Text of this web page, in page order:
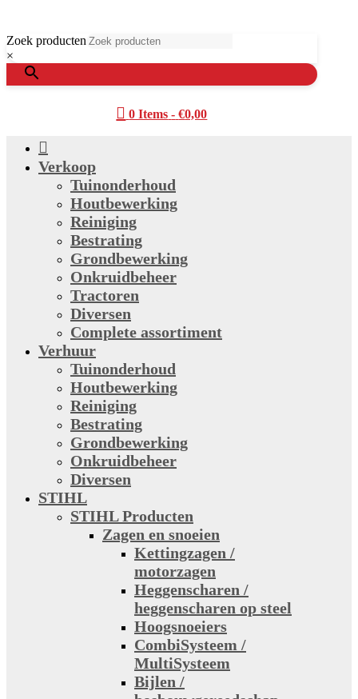
Zoek producten
×
 0 Items - €0,00

Verkoop
Tuinonderhoud
Houtbewerking
Reiniging
Bestrating
Grondbewerking
Onkruidbeheer
Tractoren
Diversen
Complete assortiment
Verhuur
Tuinonderhoud
Houtbewerking
Reiniging
Bestrating
Grondbewerking
Onkruidbeheer
Diversen
STIHL
STIHL Producten
Zagen en snoeien
Kettingzagen /
motorzagen
Heggenscharen /
heggenscharen op steel
Hoogsnoeiers
CombiSysteem /
MultiSysteem
Bijlen /